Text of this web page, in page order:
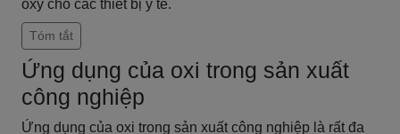
oxy cho các thiết bị y tế.
Tóm tắt
Ứng dụng của oxi trong sản xuất
công nghiệp
Ứng dụng của oxi trong sản xuất công nghiệp là rất đa